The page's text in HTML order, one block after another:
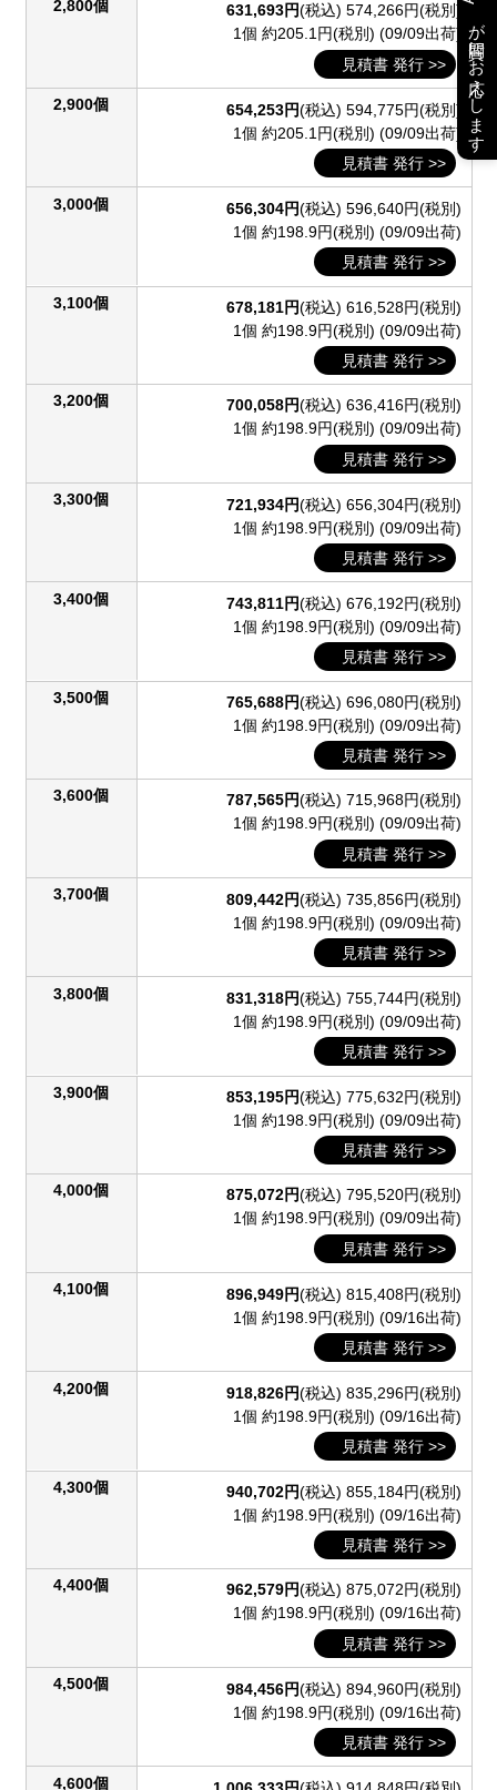
2,800個 631,693円(税込) 574,266円(税別)
1個 約205.1円(税別) (09/09出荷)
見積書 発行 >>
2,900個 654,253円(税込) 594,775円(税別)
1個 約205.1円(税別) (09/09出荷)
見積書 発行 >>
3,000個 656,304円(税込) 596,640円(税別)
1個 約198.9円(税別) (09/09出荷)
見積書 発行 >>
3,100個 678,181円(税込) 616,528円(税別)
1個 約198.9円(税別) (09/09出荷)
見積書 発行 >>
3,200個 700,058円(税込) 636,416円(税別)
1個 約198.9円(税別) (09/09出荷)
見積書 発行 >>
3,300個 721,934円(税込) 656,304円(税別)
1個 約198.9円(税別) (09/09出荷)
見積書 発行 >>
3,400個 743,811円(税込) 676,192円(税別)
1個 約198.9円(税別) (09/09出荷)
見積書 発行 >>
3,500個 765,688円(税込) 696,080円(税別)
1個 約198.9円(税別) (09/09出荷)
見積書 発行 >>
3,600個 787,565円(税込) 715,968円(税別)
1個 約198.9円(税別) (09/09出荷)
見積書 発行 >>
3,700個 809,442円(税込) 735,856円(税別)
1個 約198.9円(税別) (09/09出荷)
見積書 発行 >>
3,800個 831,318円(税込) 755,744円(税別)
1個 約198.9円(税別) (09/09出荷)
見積書 発行 >>
3,900個 853,195円(税込) 775,632円(税別)
1個 約198.9円(税別) (09/09出荷)
見積書 発行 >>
4,000個 875,072円(税込) 795,520円(税別)
1個 約198.9円(税別) (09/09出荷)
見積書 発行 >>
4,100個 896,949円(税込) 815,408円(税別)
1個 約198.9円(税別) (09/16出荷)
見積書 発行 >>
4,200個 918,826円(税込) 835,296円(税別)
1個 約198.9円(税別) (09/16出荷)
見積書 発行 >>
4,300個 940,702円(税込) 855,184円(税別)
1個 約198.9円(税別) (09/16出荷)
見積書 発行 >>
4,400個 962,579円(税込) 875,072円(税別)
1個 約198.9円(税別) (09/16出荷)
見積書 発行 >>
4,500個 984,456円(税込) 894,960円(税別)
1個 約198.9円(税別) (09/16出荷)
見積書 発行 >>
4,600個
が質問にお応えします